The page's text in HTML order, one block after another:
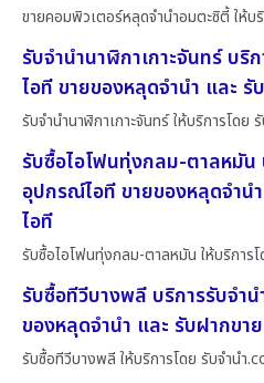
ขายคอมพิวเตอร์หลุดจำนำอมตะซิตี้ ให้บ
รับจำนำนาฬิกาเกาะจันทร์ บ
ไอที ขายของหลุดจำนำ และ
รับจำนำนาฬิกาเกาะจันทร์ ให้บริการโด
รับซื้อไอโฟนทุ่งกลม-ตาลหมัน
อุปกรณ์ไอที ขายของหลุดจำ
ไอที
รับซื้อไอโฟนทุ่งกลม-ตาลหมัน ให้บริการ
รับซื้อทีวีบางพลี บริการรับจำ
ของหลุดจำนำ และ รับฝากขา
รับซื้อทีวีบางพลี ให้บริการโดย รับจํานํา